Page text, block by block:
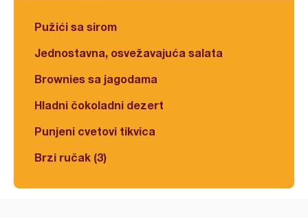
Pužići sa sirom
Jednostavna, osvežavajuća salata
Brownies sa jagodama
Hladni čokoladni dezert
Punjeni cvetovi tikvica
Brzi ručak (3)